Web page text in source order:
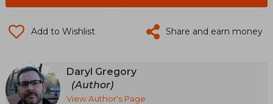
Add to Wishlist Share and earn money
Daryl Gregory
(Author)
View Author's Page